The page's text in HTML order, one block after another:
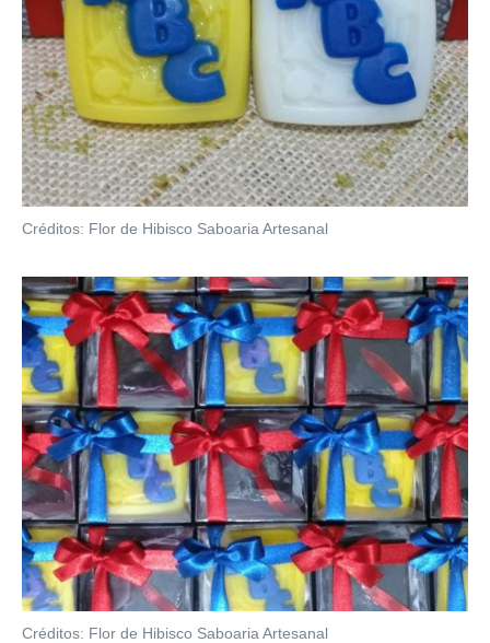
Créditos: Flor de Hibisco Saboaria Artesanal
Créditos: Flor de Hibisco Saboaria Artesanal